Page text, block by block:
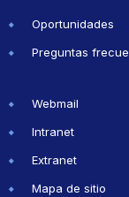
Oportunidades
Preguntas
Webmail
Intranet
Extranet
Mapa de sitio